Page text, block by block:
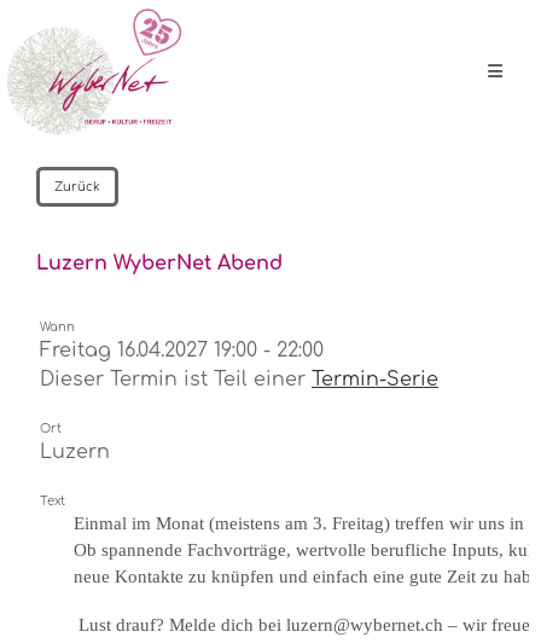
Zurück
Luzern WyberNet Abend
Wann
Freitag 16.04.2027 19:00 - 22:00
Dieser Termin ist Teil einer Termin-Serie
Ort
Luzern
Text
Einmal im Monat (meistens am 3. Freitag) treffen wir uns in
Ob spannende Fachvorträge, wertvolle berufliche Inputs,
neue Kontakte zu knüpfen und einfach eine gute Zeit zu
Lust drauf? Melde dich bei luzern@wybernet.ch – wir